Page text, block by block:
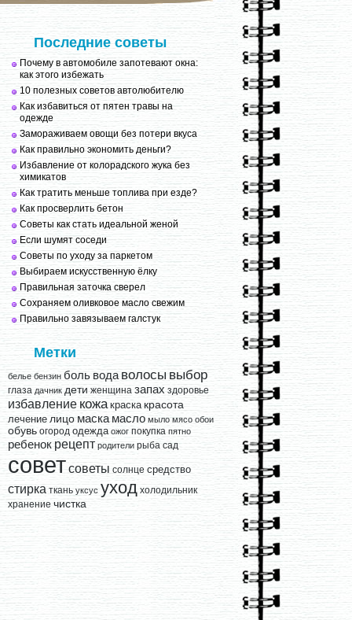
Последние советы
Почему в автомобиле запотевают окна:
как этого избежать
10 полезных советов автолюбителю
Как избавиться от пятен травы на
одежде
Замораживаем овощи без потери вкуса
Как правильно экономить деньги?
Избавление от колорадского жука без
химикатов
Как тратить меньше топлива при езде?
Как просверлить бетон
Советы как стать идеальной женой
Если шумят соседи
Советы по уходу за паркетом
Выбираем искусственную ёлку
Правильная заточка сверел
Сохраняем оливковое масло свежим
Правильно завязываем галстук
Метки
белье бензин боль вода волосы выбор
глаза дачник дети женщина запах здоровье
избавление кожа краска красота
лечение лицо маска масло мыло мясо обои
обувь огород одежда ожог покупка пятно
ребенок рецепт родители рыба сад
советсоветы солнце средство
стирка ткань уксус уход холодильник
хранение чистка